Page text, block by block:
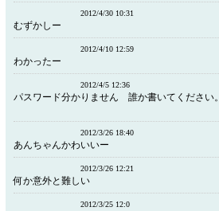
2012/4/30 10:31
むずかしー
2012/4/10 12:59
わかったー
2012/4/5 12:36
パスワード分かりません 誰か書いてください。
2012/3/26 18:40
あんちゃんかわいいー
2012/3/26 12:21
何か意外と難しい
2012/3/25 12:0